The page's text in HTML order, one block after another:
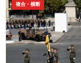
複合・横断